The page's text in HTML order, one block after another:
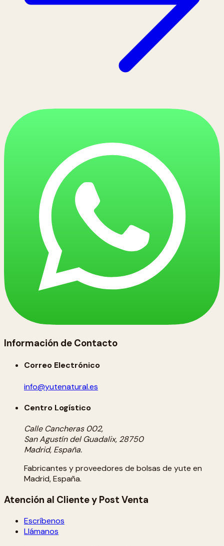
Información de Contacto
Correo Electrónico
info@yutenatural.es
Centro Logístico
Calle Cancheras 002,
San Agustín del Guadalix, 28750
Madrid, España.
Fabricantes y proveedores de bolsas de yute en
Madrid, España.
Atención al Cliente y Post Venta
Escríbenos
Llámanos